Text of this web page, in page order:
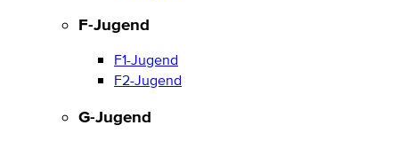
F-Jugend
F1-Jugend
F2-Jugend
G-Jugend